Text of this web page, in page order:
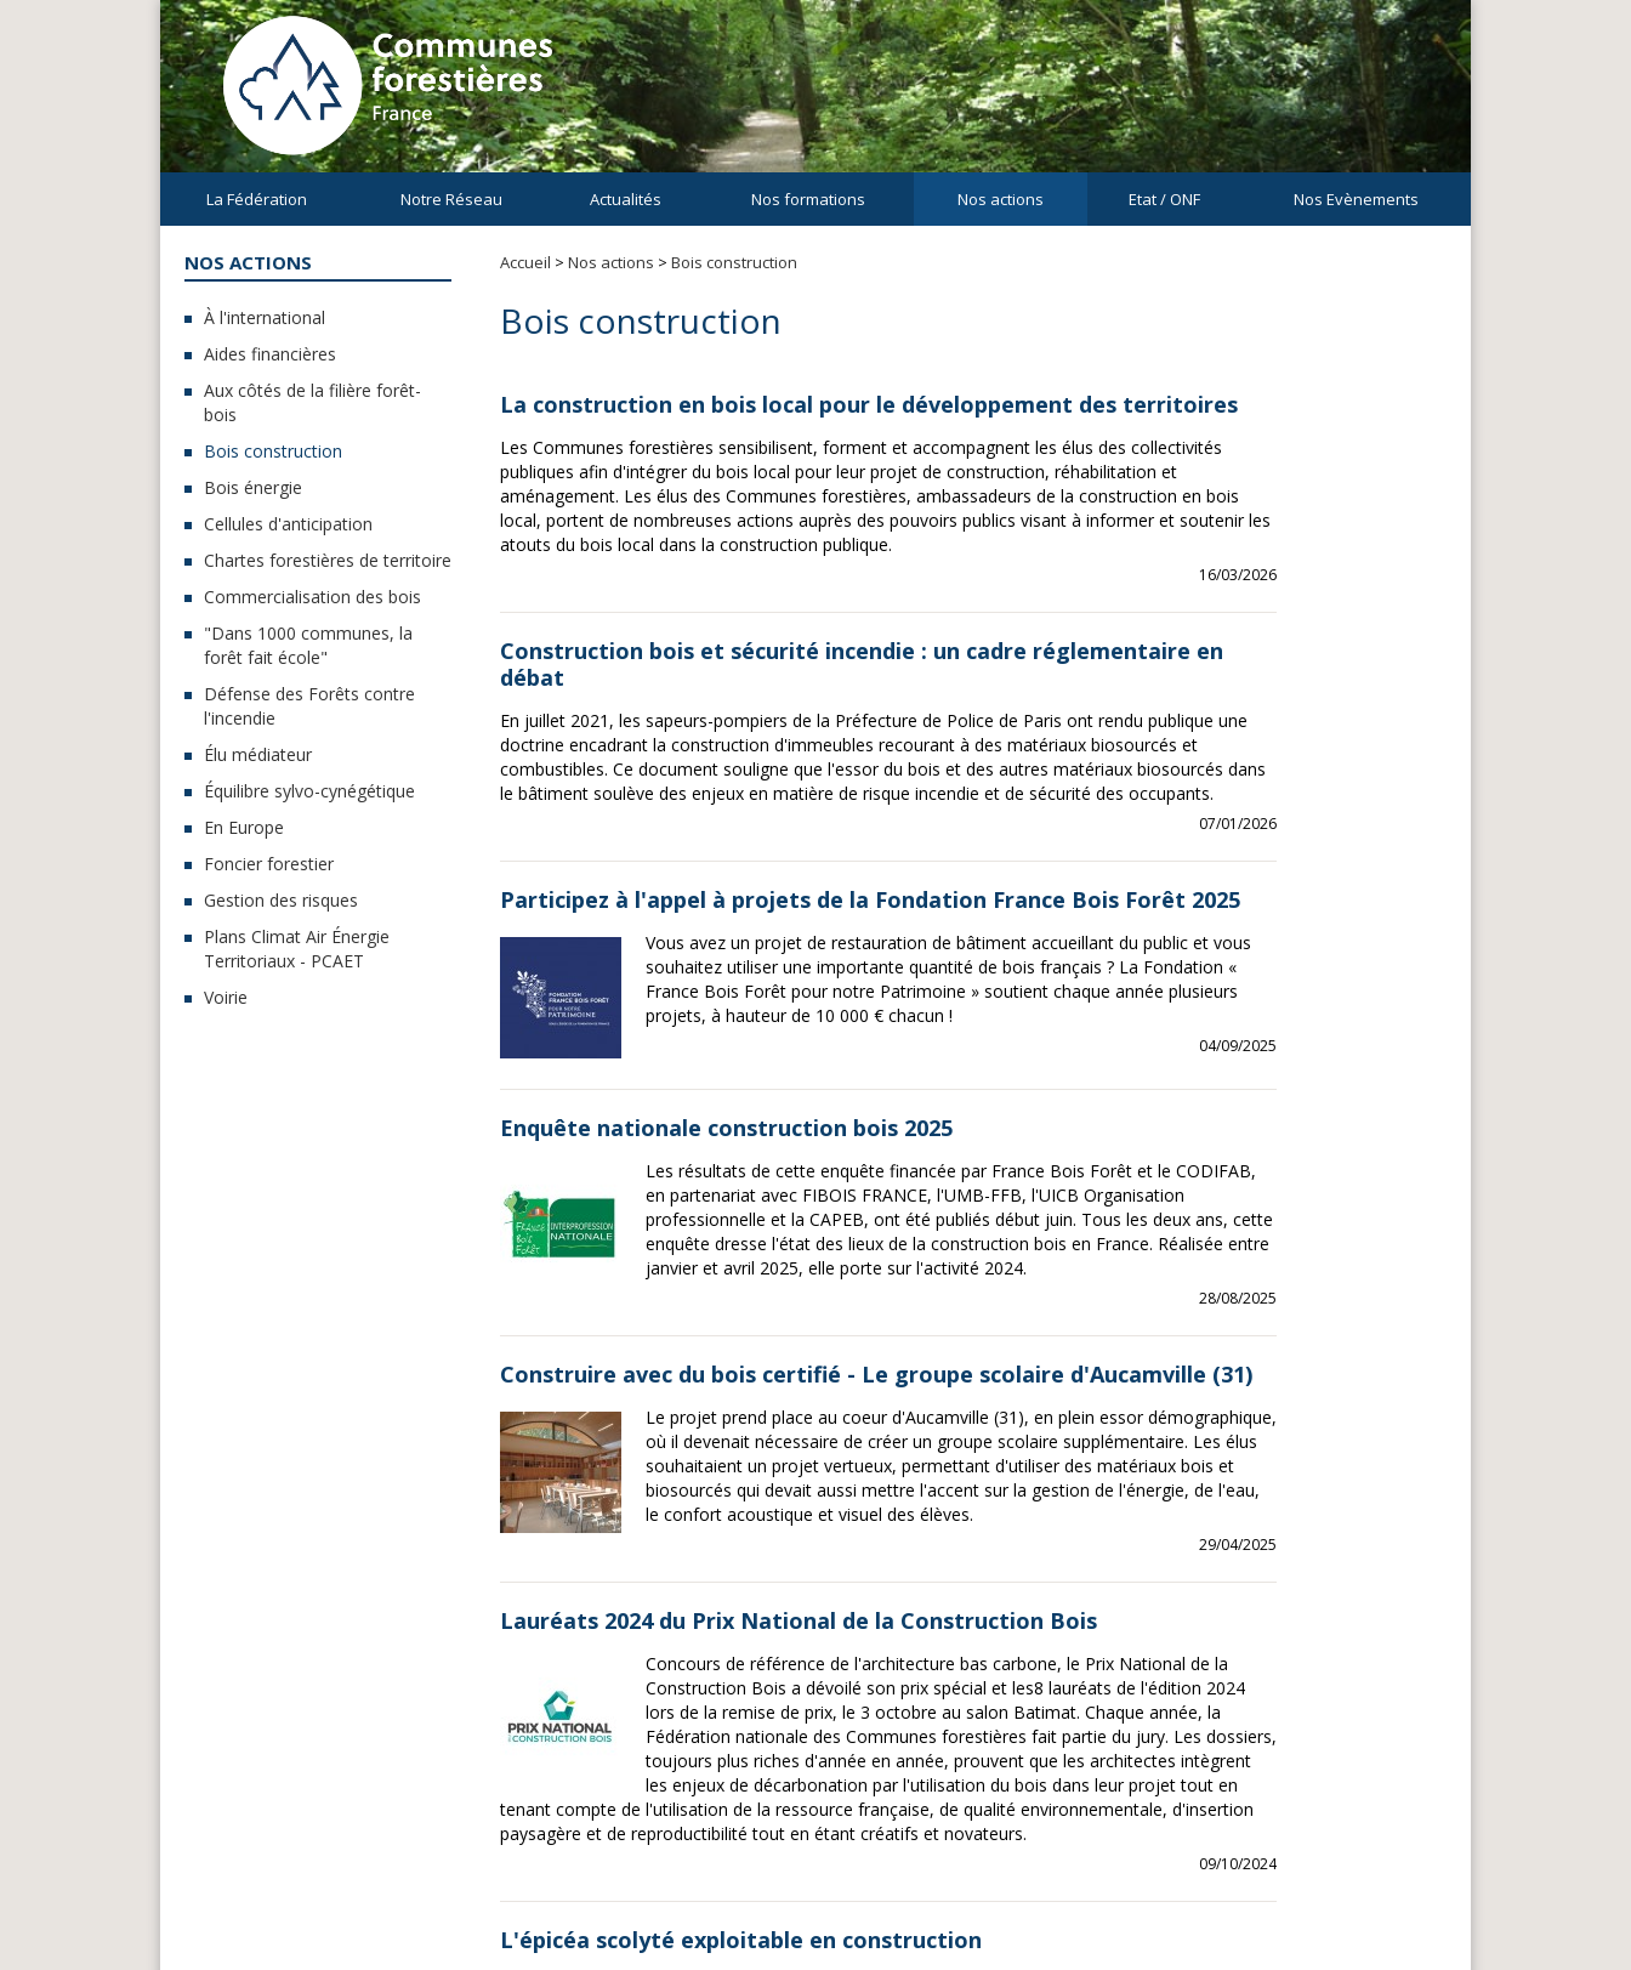
La Fédération Notre Réseau Actualités Nos formations Nos actions Etat / ONF Nos Evènements
NOS ACTIONS
À l'international
Aides financières
Aux côtés de la filière forêt-
bois
Bois construction
Bois énergie
Cellules d'anticipation
Chartes forestières de territoire
Commercialisation des bois
"Dans 1000 communes, la
forêt fait école"
Défense des Forêts contre
l'incendie
Élu médiateur
Équilibre sylvo-cynégétique
En Europe
Foncier forestier
Gestion des risques
Plans Climat Air Énergie
Territoriaux - PCAET
Voirie
Accueil > Nos actions > Bois construction
Bois construction
La construction en bois local pour le développement des territoires
Les Communes forestières sensibilisent, forment et accompagnent les élus des collectivités
publiques afin d'intégrer du bois local pour leur projet de construction, réhabilitation et
aménagement. Les élus des Communes forestières, ambassadeurs de la construction en bois
local, portent de nombreuses actions auprès des pouvoirs publics visant à informer et soutenir les
atouts du bois local dans la construction publique.
16/03/2026
Construction bois et sécurité incendie : un cadre réglementaire en
débat
En juillet 2021, les sapeurs-pompiers de la Préfecture de Police de Paris ont rendu publique une
doctrine encadrant la construction d'immeubles recourant à des matériaux biosourcés et
combustibles. Ce document souligne que l'essor du bois et des autres matériaux biosourcés dans
le bâtiment soulève des enjeux en matière de risque incendie et de sécurité des occupants.
07/01/2026
Participez à l'appel à projets de la Fondation France Bois Forêt 2025
Vous avez un projet de restauration de bâtiment accueillant du public et vous
souhaitez utiliser une importante quantité de bois français ? La Fondation «
France Bois Forêt pour notre Patrimoine » soutient chaque année plusieurs
projets, à hauteur de 10 000 € chacun !
04/09/2025
Enquête nationale construction bois 2025
Les résultats de cette enquête financée par France Bois Forêt et le CODIFAB,
en partenariat avec FIBOIS FRANCE, l'UMB-FFB, l'UICB Organisation
professionnelle et la CAPEB, ont été publiés début juin. Tous les deux ans, cette
enquête dresse l'état des lieux de la construction bois en France. Réalisée entre
janvier et avril 2025, elle porte sur l'activité 2024.
28/08/2025
Construire avec du bois certifié - Le groupe scolaire d'Aucamville (31)
Le projet prend place au coeur d'Aucamville (31), en plein essor démographique,
où il devenait nécessaire de créer un groupe scolaire supplémentaire. Les élus
souhaitaient un projet vertueux, permettant d'utiliser des matériaux bois et
biosourcés qui devait aussi mettre l'accent sur la gestion de l'énergie, de l'eau,
le confort acoustique et visuel des élèves.
29/04/2025
Lauréats 2024 du Prix National de la Construction Bois
Concours de référence de l'architecture bas carbone, le Prix National de la
Construction Bois a dévoilé son prix spécial et les8 lauréats de l'édition 2024
lors de la remise de prix, le 3 octobre au salon Batimat. Chaque année, la
Fédération nationale des Communes forestières fait partie du jury. Les dossiers,
toujours plus riches d'année en année, prouvent que les architectes intègrent
les enjeux de décarbonation par l'utilisation du bois dans leur projet tout en
tenant compte de l'utilisation de la ressource française, de qualité environnementale, d'insertion
paysagère et de reproductibilité tout en étant créatifs et novateurs.
09/10/2024
L'épicéa scolyté exploitable en construction